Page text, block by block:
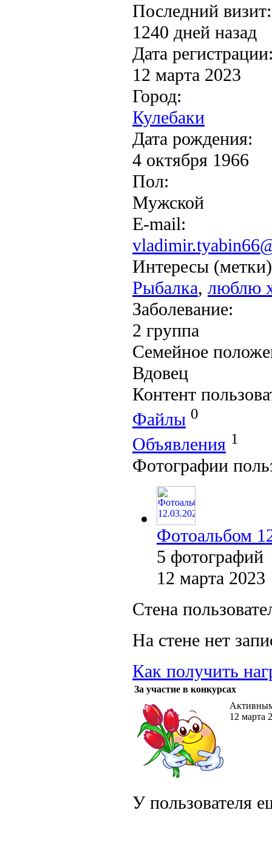
Последний визит:
1240 дней назад
Дата
12 марта 2023
Город:
Кулебаки
Дата рождения:
4 октября 1966
Пол:
Мужской
E-mail:
Интересы
Рыбалка, люблю
Заболевание:
2 группа
Семейное
Вдовец
Контент
Файлы 0
Объявления 1
Фотографии
Фотоальбом
5 фотографий
12 марта 2023
Стена
На стене нет
Как получить
За участие в конкурсах
12 марта
У пользователя